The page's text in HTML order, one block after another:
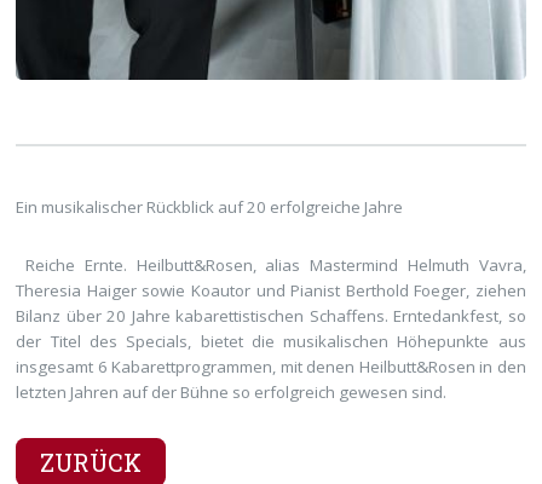
Ein musikalischer Rückblick auf 20 erfolgreiche Jahre
Reiche Ernte. Heilbutt&Rosen, alias Mastermind Helmuth Vavra,
Theresia Haiger sowie Koautor und Pianist Berthold Foeger, ziehen
Bilanz über 20 Jahre kabarettistischen Schaffens. Erntedankfest, so
der Titel des Specials, bietet die musikalischen Höhepunkte aus
insgesamt 6 Kabarettprogrammen, mit denen Heilbutt&Rosen in den
letzten Jahren auf der Bühne so erfolgreich gewesen sind.
ZURÜCK